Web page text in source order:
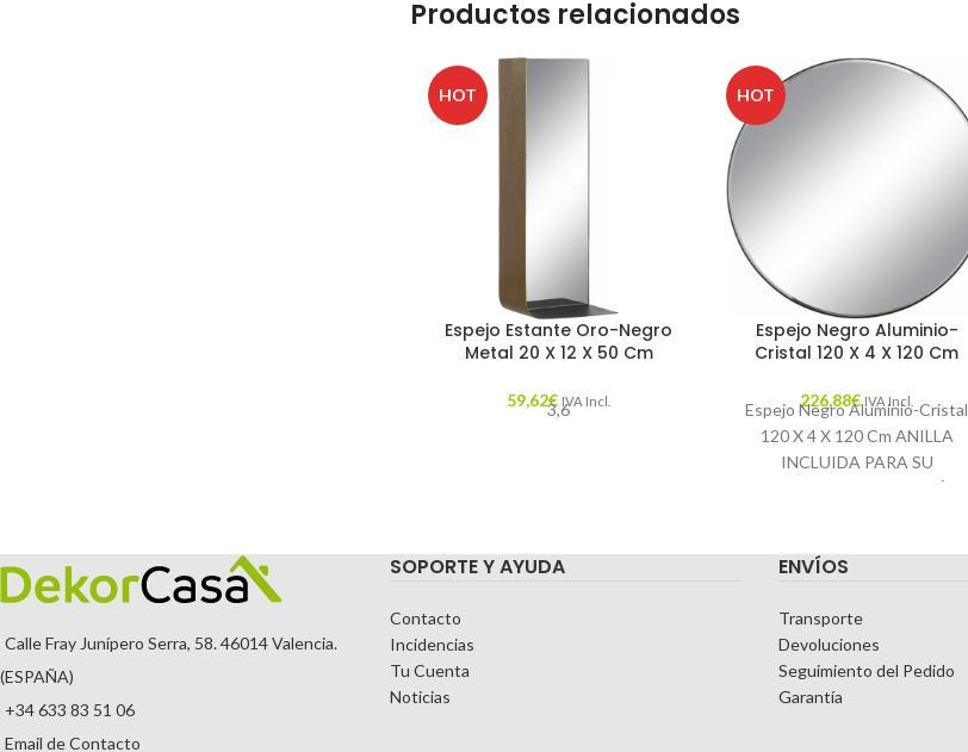
Productos relacionados
HOT
Espejo Estante Oro-Negro
Metal 20 X 12 X 50 Cm
59,62€ IVA Incl.
3,6
HOT
Espejo Negro Aluminio-
Cristal 120 X 4 X 120 Cm
226,88€ IVA Incl.
Espejo Negro Aluminio-Cristal
120 X 4 X 120 Cm ANILLA
INCLUIDA PARA SU
CORRECTA COLOCACIÓN.
MATERIAL:
Calle Fray Junípero Serra, 58. 46014 Valencia.
(ESPAÑA)
+34 633 83 51 06
Email de Contacto
SOPORTE Y AYUDA
Contacto
Incidencias
Tu Cuenta
Noticias
ENVÍOS
Transporte
Devoluciones
Seguimiento del Pedido
Garantía